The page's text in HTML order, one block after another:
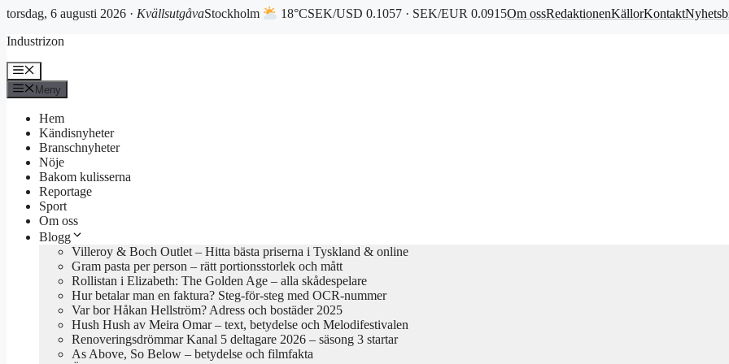
torsdag, 6 augusti 2026 · KvällsutgåvaStockholm 18°CSEK/USD 0.1057 · SEK/EUR 0.0915Om ossRedaktionenKällorKontakt
till
Industrizon
Meny
Meny
Hem
Kändisnyheter
Branschnyheter
Nöje
Bakom kulisserna
Reportage
Sport
Om oss
Blogg
Villeroy & Boch Outlet – Hitta bästa priserna i Tyskland & online
Gram pasta per person – rätt portionsstorlek och mått
Rollistan i Elizabeth: The Golden Age – alla skådespelare
Hur betalar man en faktura? Steg-för-steg med OCR-nummer
Var bor Håkan Hellström? Adress och bostäder 2025
Hush Hush av Meira Omar – text, betydelse och Melodifestivalen
Renoveringsdrömmar Kanal 5 deltagare 2026 – säsong 3 startar
As Above, So Below – betydelse och filmfakta